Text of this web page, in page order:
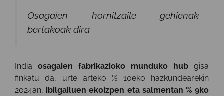
Osagaien hornitzaile gehienak
bertakoak dira
India osagaien fabrikazioko munduko hub gisa
finkatu da, urte arteko % 10eko hazkundearekin
2024an, ibilgailuen ekoizpen eta salmentan % 9ko